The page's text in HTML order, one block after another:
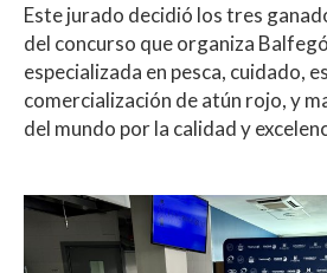
Este jurado decidió los tres
del concurso que organiza
especializada en pesca, cuidado,
comercialización de atún rojo, y
del mundo por la calidad y